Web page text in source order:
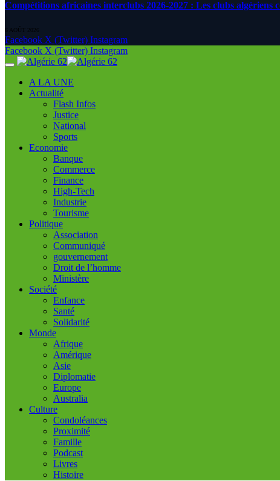
Compétitions africaines interclubs 2026-2027 : Les clubs
6 AOÛT 2026
Facebook X (Twitter) Instagram
Facebook X (Twitter) Instagram
A LA UNE
Actualité
Flash Infos
Justice
National
Sports
Economie
Banque
Commerce
Finance
High-Tech
Industrie
Tourisme
Politique
Association
Communiqué
gouvernement
Droit de l’homme
Ministère
Société
Enfance
Santé
Solidarité
Monde
Afrique
Amérique
Asie
Diplomatie
Europe
Australia
Culture
Condoléances
Proximité
Famille
Podcast
Livres
Histoire